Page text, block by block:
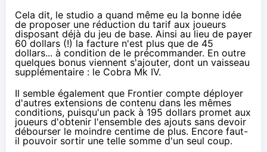
Cela dit, le studio a quand même eu la bonne idée
de proposer une réduction du tarif aux joueurs
disposant déjà du jeu de base. Ainsi au lieu de payer
60 dollars (!) la facture n'est plus que de 45
dollars... à condition de le précommander. En outre
quelques bonus viennent s'ajouter, dont un vaisseau
supplémentaire : le Cobra Mk IV.
Il semble également que Frontier compte déployer
d'autres extensions de contenu dans les mêmes
conditions, puisqu'un pack à 195 dollars promet aux
joueurs d'obtenir l'ensemble des ajouts sans devoir
débourser le moindre centime de plus. Encore faut-
il pouvoir sortir une telle somme d'un seul coup.